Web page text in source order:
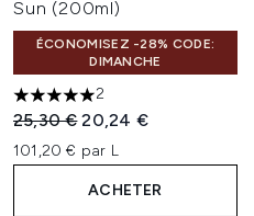
Sun (200ml)
ÉCONOMISEZ -28% CODE:
DIMANCHE
5 étoiles sur un maximum de 5
2
Prix de vente :
25,30 €Prix ​​actuel :
20,24 €
101,20 € par L
ACHETER